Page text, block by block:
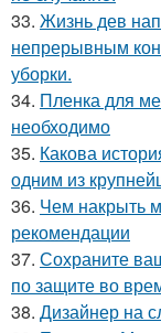
33. Жизнь дев
непрерывным
уборки.
34. Пленка для
необходимо
35. Какова
одним из
36. Чем накрыть
рекомендации
37. Сохраните
по защите во
38. Дизайнер на